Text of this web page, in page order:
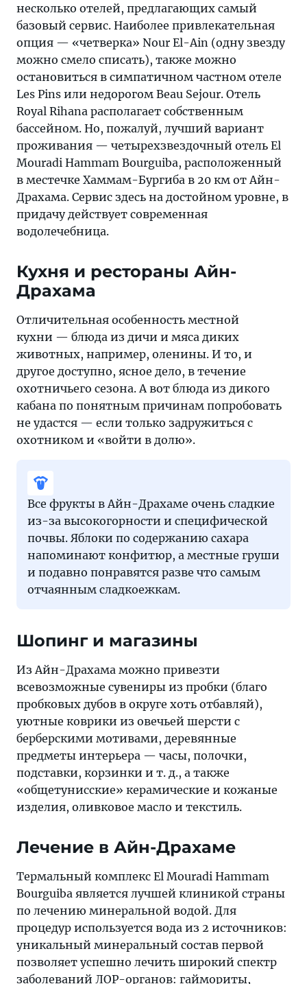
несколько отелей, предлагающих самый
базовый сервис. Наиболее привлекательная
опция — «четверка» Nour El-Ain (одну звезду
можно смело списать), также можно
остановиться в симпатичном частном отеле
Les Pins или недорогом Beau Sejour. Отель
Royal Rihana располагает собственным
бассейном. Но, пожалуй, лучший вариант
проживания — четырехзвездочный отель El
Mouradi Hammam Bourguiba, расположенный
в местечке Хаммам-Бургиба в 20 км от Айн-
Драхама. Сервис здесь на достойном уровне, в
придачу действует современная
водолечебница.
Кухня и рестораны Айн-
Драхама
Отличительная особенность местной
кухни — блюда из дичи и мяса диких
животных, например, оленины. И то, и
другое доступно, ясное дело, в течение
охотничьего сезона. А вот блюда из дикого
кабана по понятным причинам попробовать
не удастся — если только задружиться с
охотником и «войти в долю».
Все фрукты в Айн-Драхаме очень сладкие
из-за высокогорности и специфической
почвы. Яблоки по содержанию сахара
напоминают конфитюр, а местные груши
и подавно понравятся разве что самым
отчаянным сладкоежкам.
Шопинг и магазины
Из Айн-Драхама можно привезти
всевозможные сувениры из пробки (благо
пробковых дубов в округе хоть отбавляй),
уютные коврики из овечьей шерсти с
берберскими мотивами, деревянные
предметы интерьера — часы, полочки,
подставки, корзинки и т. д., а также
«общетунисские» керамические и кожаные
изделия, оливковое масло и текстиль.
Лечение в Айн-Драхаме
Термальный комплекс El Mouradi Hammam
Bourguiba является лучшей клиникой страны
по лечению минеральной водой. Для
процедур используется вода из 2 источников:
уникальный минеральный состав первой
позволяет успешно лечить широкий спектр
заболеваний ЛОР-органов: гаймориты,